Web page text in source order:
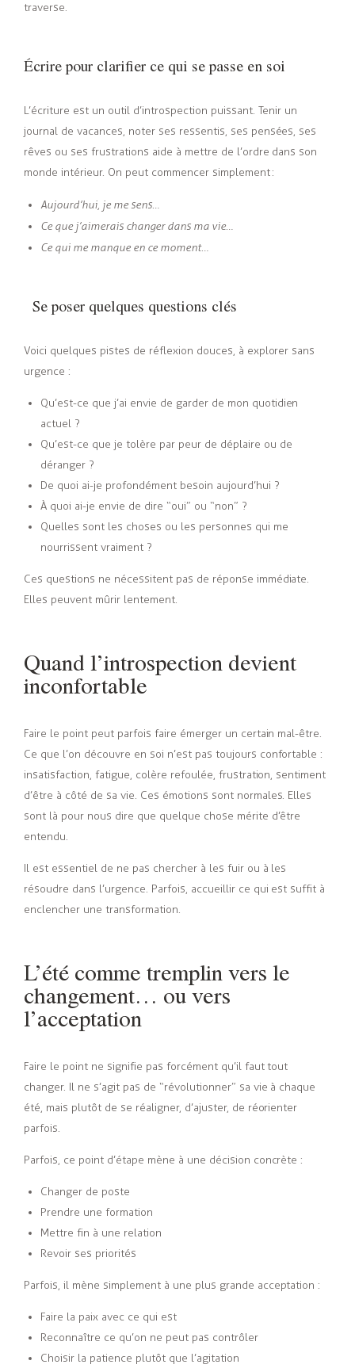
traverse.
Écrire pour clarifier ce qui se passe en soi
L’écriture est un outil d’introspection puissant. Tenir un
journal de vacances, noter ses ressentis, ses pensées, ses
rêves ou ses frustrations aide à mettre de l’ordre dans son
monde intérieur. On peut commencer simplement :
Aujourd’hui, je me sens…
Ce que j’aimerais changer dans ma vie…
Ce qui me manque en ce moment…
Se poser quelques questions clés
Voici quelques pistes de réflexion douces, à explorer sans
urgence :
Qu’est-ce que j’ai envie de garder de mon quotidien
actuel ?
Qu’est-ce que je tolère par peur de déplaire ou de
déranger ?
De quoi ai-je profondément besoin aujourd’hui ?
À quoi ai-je envie de dire “oui” ou “non” ?
Quelles sont les choses ou les personnes qui me
nourrissent vraiment ?
Ces questions ne nécessitent pas de réponse immédiate.
Elles peuvent mûrir lentement.
Quand l’introspection devient
inconfortable
Faire le point peut parfois faire émerger un certain mal-être.
Ce que l’on découvre en soi n’est pas toujours confortable :
insatisfaction, fatigue, colère refoulée, frustration, sentiment
d’être à côté de sa vie. Ces émotions sont normales. Elles
sont là pour nous dire que quelque chose mérite d’être
entendu.
Il est essentiel de ne pas chercher à les fuir ou à les
résoudre dans l’urgence. Parfois, accueillir ce qui est suffit à
enclencher une transformation.
L’été comme tremplin vers le
changement… ou vers
l’acceptation
Faire le point ne signifie pas forcément qu’il faut tout
changer. Il ne s’agit pas de “révolutionner” sa vie à chaque
été, mais plutôt de se réaligner, d’ajuster, de réorienter
parfois.
Parfois, ce point d’étape mène à une décision concrète :
Changer de poste
Prendre une formation
Mettre fin à une relation
Revoir ses priorités
Parfois, il mène simplement à une plus grande acceptation :
Faire la paix avec ce qui est
Reconnaître ce qu’on ne peut pas contrôler
Choisir la patience plutôt que l’agitation